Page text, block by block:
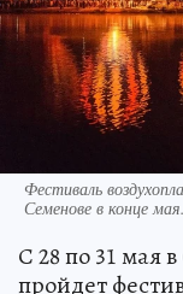
Фестиваль
Семенове в конце
С 28 по 31 мая
пройдет